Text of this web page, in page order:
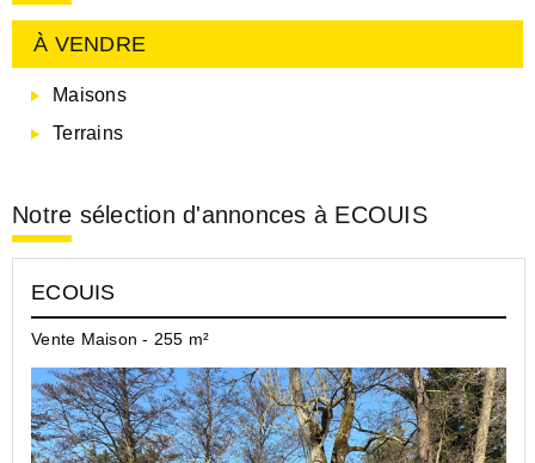
À VENDRE
Maisons
Terrains
Notre sélection d'annonces à ECOUIS
ECOUIS
Vente Maison - 255 m²